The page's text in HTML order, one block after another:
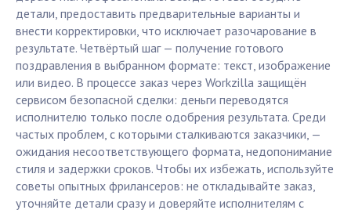
детали, предоставить предварительные варианты и
внести корректировки, что исключает разочарование в
результате. Четвёртый шаг — получение готового
поздравления в выбранном формате: текст, изображение
или видео. В процессе заказ через Workzilla защищён
сервисом безопасной сделки: деньги переводятся
исполнителю только после одобрения результата. Среди
частых проблем, с которыми сталкиваются заказчики, —
ожидания несоответствующего формата, недопонимание
стиля и задержки сроков. Чтобы их избежать, используйте
советы опытных фрилансеров: не откладывайте заказ,
уточняйте детали сразу и доверяйте исполнителям с